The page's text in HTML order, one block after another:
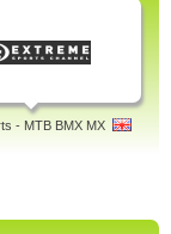
- MTB BMX MX